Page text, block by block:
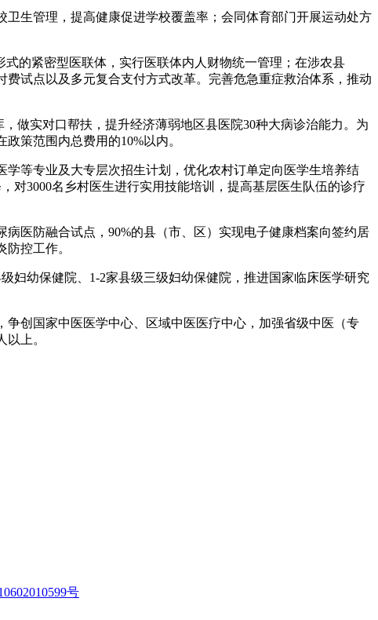
生管理，提高健康促进学校覆盖率；会同体育部门开展运动处方
的紧密型医联体，实行医联体内人财物统一管理；在涉农县
试点以及多元复合支付方式改革。完善危急重症救治体系，推动
做实对口帮扶，提升经济薄弱地区县医院30种大病诊治能力。为
策范围内总费用的10%以内。
等专业及大专层次招生计划，优化农村订单定向医学生培养结
对3000名乡村医生进行实用技能培训，提高基层医生队伍的诊疗
医防融合试点，90%的县（市、区）实现电子健康档案向签约居
控工作。
妇幼保健院、1-2家县级三级妇幼保健院，推进国家临床医学研究
创国家中医医学中心、区域中医医疗中心，加强省级中医（专
上。
号